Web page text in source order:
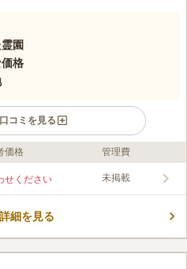
園
格
コミを見る
ません。
価格 管理費
せください 未掲載
細を見る